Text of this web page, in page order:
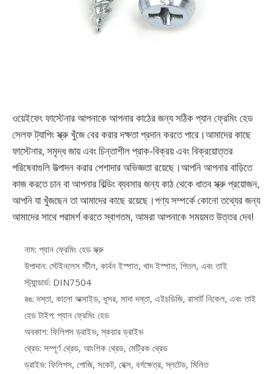
ওয়েইফেং ফাস্টেনার আপনাকে আপনার কাঠের জন্য সঠিক প্যান ফ্রেমিং হেড
সেলফ ট্যাপিং স্ক্রু খুঁজে বের করার দক্ষতা প্রদান করতে পারে।আমাদের কাছে
ফাস্টেনার, সমৃদ্ধ জায় এবং চিন্তাশীল প্রাক-বিক্রয় এবং বিক্রয়োত্তর
পরিষেবাগুলি উত্পাদন করার পেশাদার অভিজ্ঞতা রয়েছে।আপনি আপনার বাড়িতে
কাজ করতে চান বা আপনার বিল্ডিং ব্যবসার জন্য কাঠ থেকে ধাতব স্ক্রু প্রয়োজন,
আপনি যা খুঁজছেন তা আমাদের কাছে রয়েছে।পণ্য সম্পর্কে কোনো তথ্যের জন্য
আমাদের সাথে পরামর্শ করতে স্বাগতম, আমরা আপনাকে সময়মত উত্তর দেব!
নাম: প্যান ফ্রেমিং হেড স্ক্রু
উপাদান: স্টেইনলেস স্টীল, কার্বন ইস্পাত, খাদ ইস্পাত, পিতল, এবং তাই
স্ট্যান্ডার্ড: DIN7504
রঙ: দস্তা, কালো অক্সাইড, ধূসর, সাদা দস্তা, এইচডিজি, রাসার্ট নিকেল, এবং তাই
হেড টাইপ: প্যান ফ্রেমিং হেড
অবকাশ: ফিলিপস ড্রাইভ, স্কয়ার ড্রাইভ
থ্রেড: সম্পূর্ণ থ্রেড, আংশিক থ্রেড, মেট্রিক থ্রেড
ড্রাইভ: ফিলিপস, পোজি, সকেট, হেক্স, বর্গক্ষেত্র, স্লটেড, মিলিত